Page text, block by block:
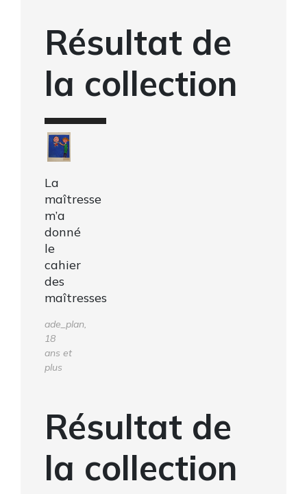
Résultat de
la collection
La
maîtresse
m’a
donné
le
cahier
des
maîtresses
ade_plan,
18
ans et
plus
Résultat de
la collection